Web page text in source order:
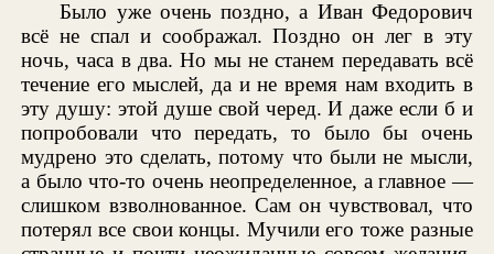
Было уже очень поздно, а Иван Федорович
всё не спал и соображал. Поздно он лег в эту
ночь, часа в два. Но мы не станем передавать всё
течение его мыслей, да и не время нам входить в
эту душу: этой душе свой черед. И даже если б и
попробовали что передать, то было бы очень
мудрено это сделать, потому что были не мысли,
а было что-то очень неопределенное, а главное —
слишком взволнованное. Сам он чувствовал, что
потерял все свои концы. Мучили его тоже разные